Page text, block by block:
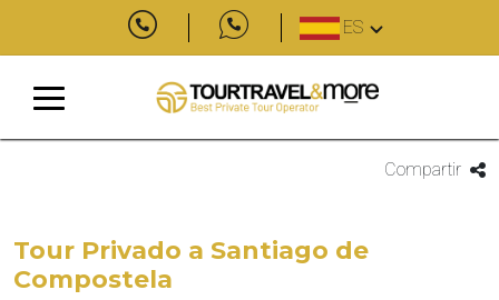
ES
Compartir
Tour Privado a Santiago de
Compostela